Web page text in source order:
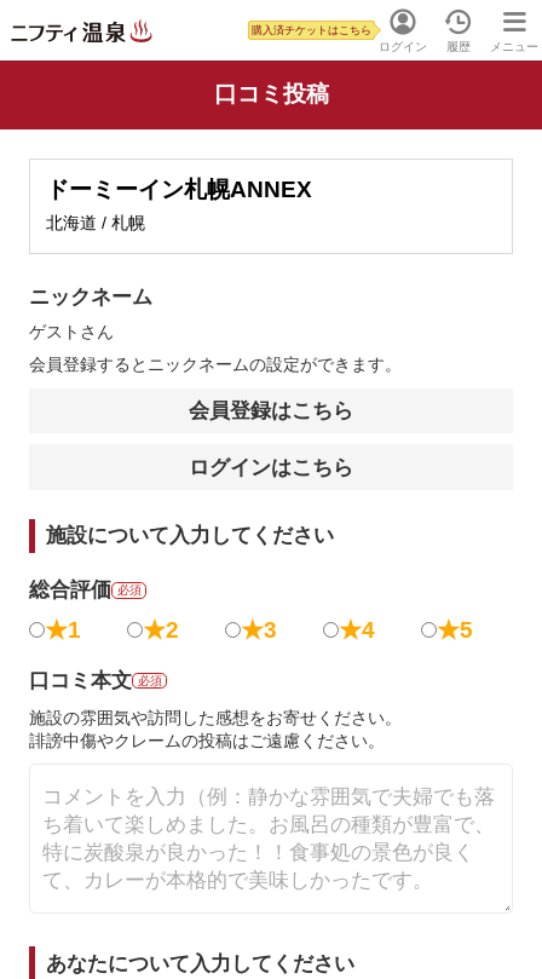
ログイン
購入済チケットはこちら
履歴 メニュー
口コミ投稿
ドーミーイン札幌ANNEX
北海道 / 札幌
ニックネーム
ゲスト さん
会員登録するとニックネームの設定ができます。
会員登録はこちら
ログインはこちら
施設について入力してください
総合評価 必須
★1 ★2 ★3 ★4 ★5
口コミ本文 必須
施設の雰囲気や訪問した感想をお寄せください。
誹謗中傷やクレームの投稿はご遠慮ください。
あなたについて入力してください